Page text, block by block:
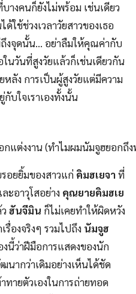
างคนก็ยังไม่พร้อม เช่นเดียว
ใช้ช่วงเวลาวัยสาวของเธอ
งจุดนั้น… อย่าลืมให้คุณค่ากับ
นวันที่สูงวัยแล้วก็เช่นเดียวกัน
ลัง การเป็นผู้สูงวัยแต่มีความ
บใจเราเองทั้งนั้น
กแต่งงาน (ทำไมผมนัมจูฮยอกถึ
อยยิ้มของสาวแก่ คิมฮเยจาที่
อาวุโสอย่าง คุณยายคิมฮเย
ฮันจีมิน ก็ไม่เคยทำให้ผิดหวัง
รื่องจริงๆ รวมไปถึง นัมจูฮ
นี้ว่าฝีมือการแสดงของนัก
ากว่าเดิมอย่างเห็นได้ชัด
ายตัวเองในการถ่ายทอด